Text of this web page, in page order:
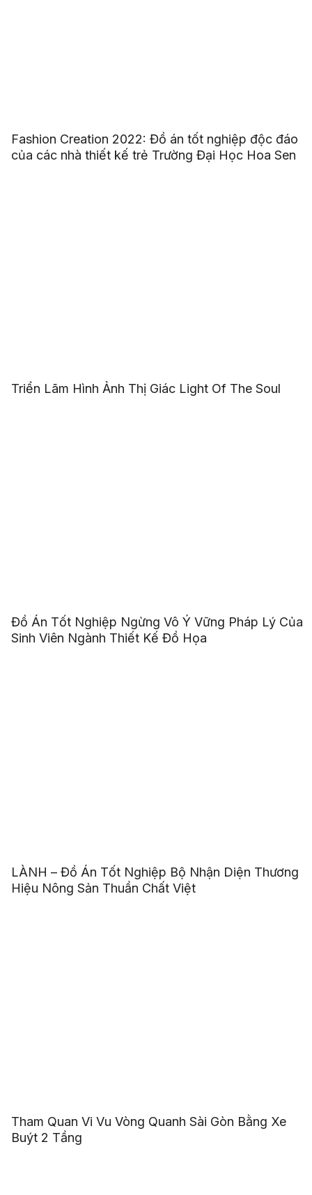
Fashion Creation 2022: Đồ án tốt nghiệp độc đáo
của các nhà thiết kế trẻ Trường Đại Học Hoa Sen
Triển Lãm Hình Ảnh Thị Giác Light Of The Soul
Đồ Án Tốt Nghiệp Ngừng Vô Ý Vững Pháp Lý Của
Sinh Viên Ngành Thiết Kế Đồ Họa
LÀNH – Đồ Án Tốt Nghiệp Bộ Nhận Diện Thương
Hiệu Nông Sản Thuần Chất Việt
Tham Quan Vi Vu Vòng Quanh Sài Gòn Bằng Xe
Buýt 2 Tầng